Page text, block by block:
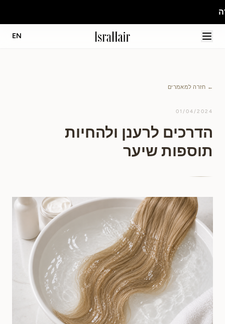
EN
← חזרה למאמרים
01/04/2024
הדרכים לרענן ולהחיות
תוספות שיער